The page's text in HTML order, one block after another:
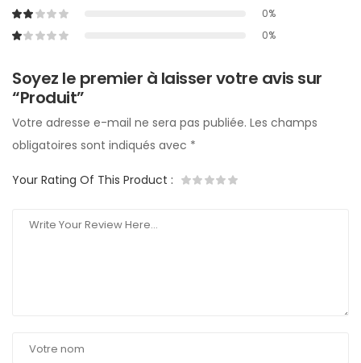
0%
0%
Soyez le premier à laisser votre avis sur
“Produit”
Votre adresse e-mail ne sera pas publiée. Les champs
obligatoires sont indiqués avec *
Your Rating Of This Product :